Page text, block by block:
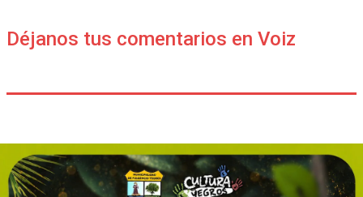
Déjanos tus comentarios en Voiz